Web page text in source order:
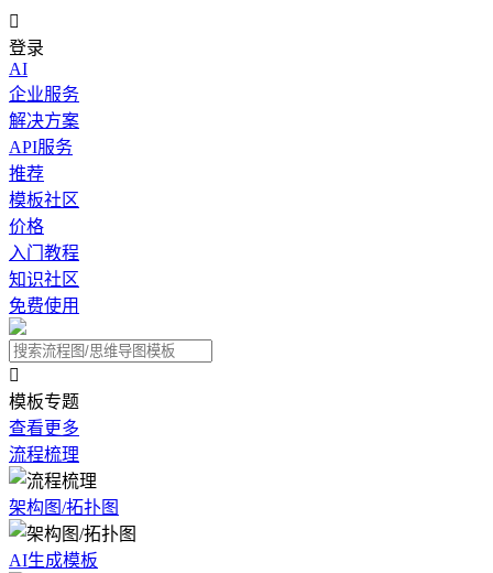

登录
AI
企业服务
解决方案
API服务
推荐
模板社区
价格
入门教程
知识社区
免费使用

模板专题
查看更多
流程梳理
架构图/拓扑图
AI生成模板